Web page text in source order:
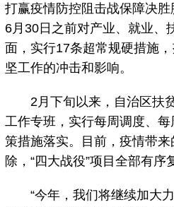
打赢疫情防控阻击战保障决胜
6月30日之前对产业、就业、
面，实行17条超常规硬措施
坚工作的冲击和影响。
2月下旬以来，自治区扶
工作专班，实行每周调度、
策措施落实。目前，疫情带
除，“四大战役”项目全部有序
“今年，我们将继续加大力